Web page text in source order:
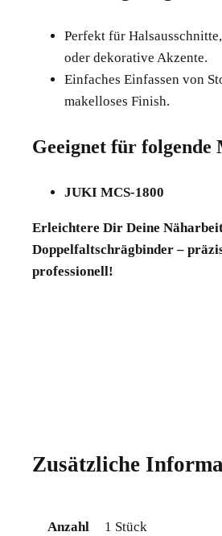
Perfekt für
oder dekorative Akzente.
Einfaches Einfassen von
makelloses Finish.
Geeignet für folgende
JUKI MCS-1800
Erleichtere Dir Deine
Doppelfaltschrägbinder –
professionell!
Zusätzliche
Anzahl 1 Stück